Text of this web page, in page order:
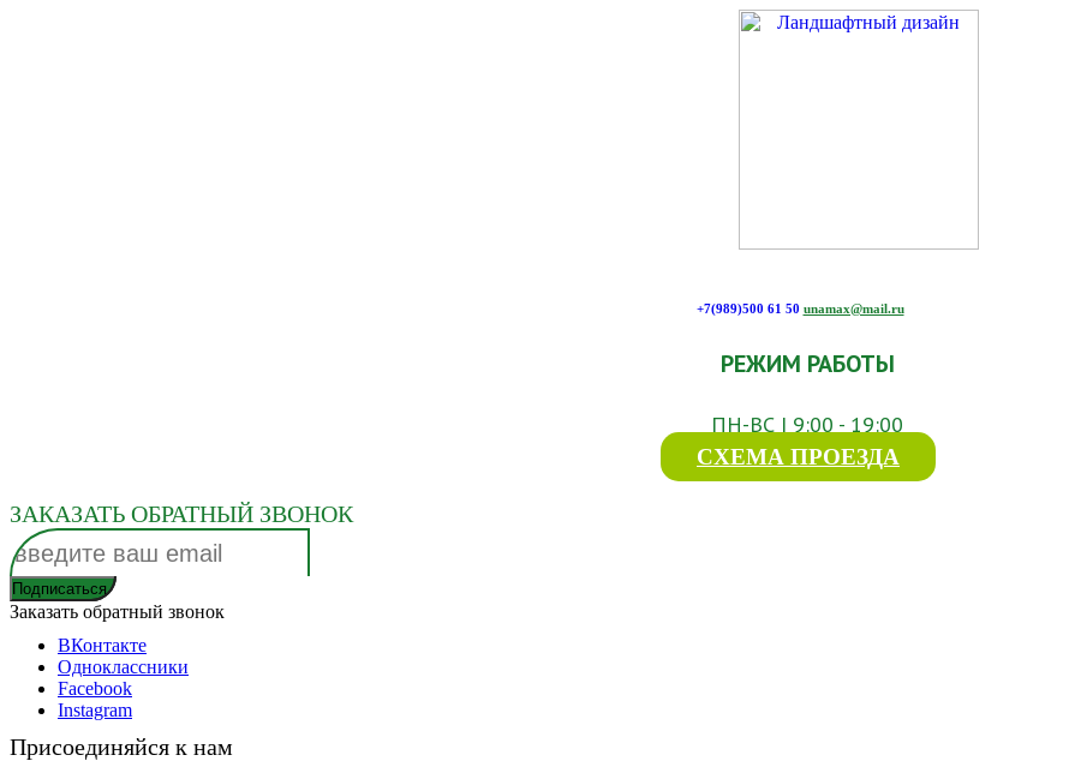
+7(989)500 61 50 unamax@mail.ru
РЕЖИМ РАБОТЫ
ПН-ВС | 9:00 - 19:00
СХЕМА ПРОЕЗДА
ЗАКАЗАТЬ ОБРАТНЫЙ ЗВОНОК
Заказать обратный звонок
ВКонтакте
Одноклассники
Facebook
Instagram
Присоединяйся к нам